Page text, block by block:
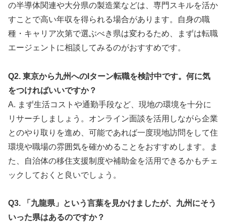
の半導体関連や大分県の製造業などは、専門スキルを活か
すことで高い年収を得られる場合があります。自身の職
種・キャリア次第で選ぶべき県は変わるため、まずは転職
エージェントに相談してみるのがおすすめです。
Q2. 東京から九州へのIターン転職を検討中です。何に気
をつければいいですか？
A. まず生活コストや通勤手段など、現地の環境を十分に
リサーチしましょう。オンライン面談を活用しながら企業
とのやり取りを進め、可能であれば一度現地訪問をして住
環境や職場の雰囲気を確かめることをおすすめします。ま
た、自治体の移住支援制度や補助金を活用できるかもチェ
ックしておくと良いでしょう。
Q3. 「九龍県」という言葉を見かけましたが、九州にそう
いった県はあるのですか？